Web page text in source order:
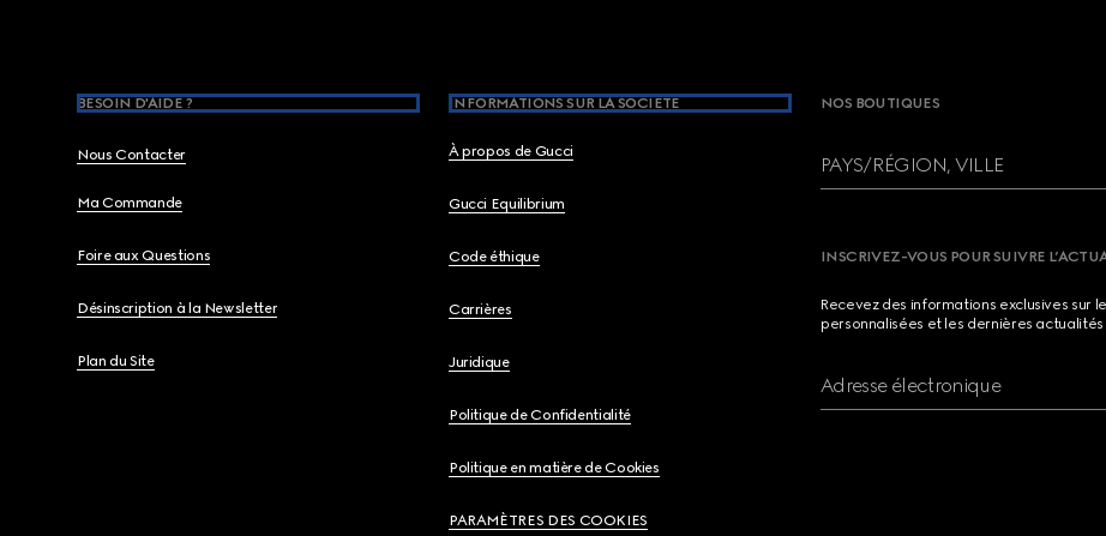
BESOIN D'AIDE ?
Nous Contacter
Ma Commande
Foire aux Questions
Désinscription à la Newsletter
Plan du Site
INFORMATIONS SUR LA SOCIETE
À propos de Gucci
Gucci Equilibrium
Code éthique
Carrières
Juridique
Politique de Confidentialité
Politique en matière de Cookies
PARAMÈTRES DES COOKIES
NOS BOUTIQUES
PAYS/RÉGION, VILLE
INSCRIVEZ-VOUS POUR SUIVRE
Recevez des informations exclusives sur
personnalisées et les dernières actualités
Adresse électronique